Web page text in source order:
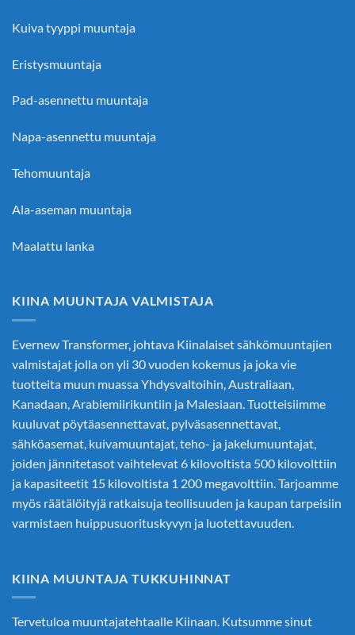
Kuiva tyyppi muuntaja
Eristysmuuntaja
Pad-asennettu muuntaja
Napa-asennettu muuntaja
Tehomuuntaja
Ala-aseman muuntaja
Maalattu lanka
KIINA MUUNTAJA VALMISTAJA
Evernew Transformer, johtava Kiinalaiset sähkömuuntajien
valmistajat jolla on yli 30 vuoden kokemus ja joka vie
tuotteita muun muassa Yhdysvaltoihin, Australiaan,
Kanadaan, Arabiemiirikuntiin ja Malesiaan. Tuotteisiimme
kuuluvat pöytäasennettavat, pylväsasennettavat,
sähköasemat, kuivamuuntajat, teho- ja jakelumuuntajat,
joiden jännitetasot vaihtelevat 6 kilovoltista 500 kilovolttiin
ja kapasiteetit 15 kilovoltista 1 200 megavolttiin. Tarjoamme
myös räätälöityjä ratkaisuja teollisuuden ja kaupan tarpeisiin
varmistaen huippusuorituskyvyn ja luotettavuuden.
KIINA MUUNTAJA TUKKUHINNAT
Tervetuloa muuntajatehtaalle Kiinaan. Kutsumme sinut